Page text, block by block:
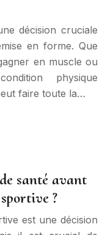
décision cruciale
en forme. Que
en muscle ou
physique
faire toute la…
santé avant
?
est une décision